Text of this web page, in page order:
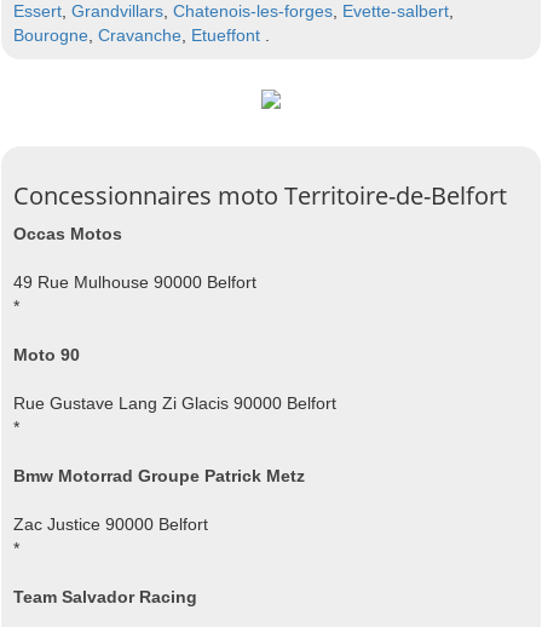
Essert, Grandvillars, Chatenois-les-forges, Evette-salbert,
Bourogne, Cravanche, Etueffont .
Concessionnaires moto Territoire-de-Belfort
Occas Motos
49 Rue Mulhouse 90000 Belfort
*
Moto 90
Rue Gustave Lang Zi Glacis 90000 Belfort
*
Bmw Motorrad Groupe Patrick Metz
Zac Justice 90000 Belfort
*
Team Salvador Racing